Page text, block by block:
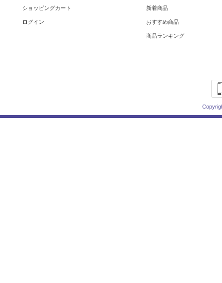
ショッピングカート
ログイン
新着商品
おすすめ商品
商品ランキング